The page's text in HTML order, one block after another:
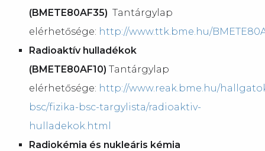
(BMETE80AF35) Tantárgylap
elérhetősége: http://www.ttk.bme.hu/
Radioaktív hulladékok
(BMETE80AF10) Tantárgylap
elérhetősége: http://www.reak.bme.hu/
bsc/fizika-bsc-targylista/radioaktiv-
hulladekok.html
Radiokémia és nukleáris kémia